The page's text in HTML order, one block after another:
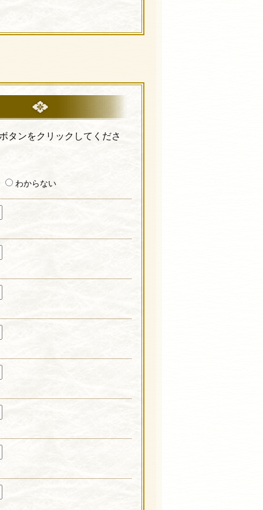
タンをクリックしてくださ
わからない